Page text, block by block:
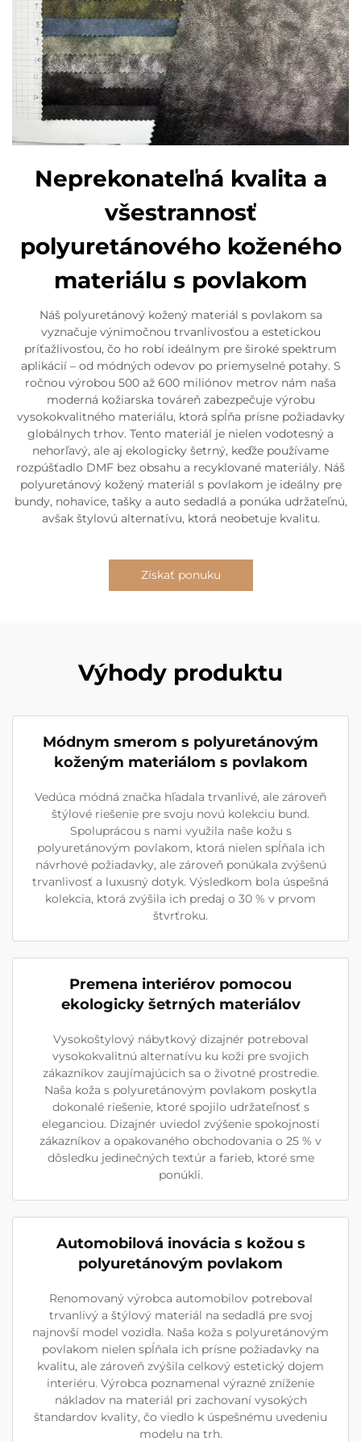
Neprekonateľná kvalita a
všestrannosť
polyuretánového koženého
materiálu s povlakom
Náš polyuretánový kožený materiál s povlakom sa
vyznačuje výnimočnou trvanlivosťou a estetickou
príťažlivosťou, čo ho robí ideálnym pre široké spektrum
aplikácií – od módných odevov po priemyselné potahy. S
ročnou výrobou 500 až 600 miliónov metrov nám naša
moderná kožiarska továreň zabezpečuje výrobu
vysokokvalitného materiálu, ktorá spĺňa prísne požiadavky
globálnych trhov. Tento materiál je nielen vodotesný a
nehorľavý, ale aj ekologicky šetrný, keďže používame
rozpúšťadlo DMF bez obsahu a recyklované materiály. Náš
polyuretánový kožený materiál s povlakom je ideálny pre
bundy, nohavice, tašky a auto sedadlá a ponúka udržateľnú,
avšak štylovú alternatívu, ktorá neobetuje kvalitu.
Získať ponuku
Výhody produktu
Módnym smerom s polyuretánovým
koženým materiálom s povlakom
Vedúca módná značka hľadala trvanlivé, ale zároveň
štýlové riešenie pre svoju novú kolekciu bund.
Spoluprácou s nami využila naše kožu s
polyuretánovým povlakom, ktorá nielen spĺňala ich
návrhové požiadavky, ale zároveň ponúkala zvýšenú
trvanlivosť a luxusný dotyk. Výsledkom bola úspešná
kolekcia, ktorá zvýšila ich predaj o 30 % v prvom
štvrťroku.
Premena interiérov pomocou
ekologicky šetrných materiálov
Vysokoštylový nábytkový dizajnér potreboval
vysokokvalitnú alternatívu ku koži pre svojich
zákazníkov zaujímajúcich sa o životné prostredie.
Naša koža s polyuretánovým povlakom poskytla
dokonalé riešenie, ktoré spojilo udržateľnosť s
eleganciou. Dizajnér uviedol zvýšenie spokojnosti
zákazníkov a opakovaného obchodovania o 25 % v
dôsledku jedinečných textúr a farieb, ktoré sme
ponúkli.
Automobilová inovácia s kožou s
polyuretánovým povlakom
Renomovaný výrobca automobilov potreboval
trvanlivý a štýlový materiál na sedadlá pre svoj
najnovší model vozidla. Naša koža s polyuretánovým
povlakom nielen spĺňala ich prísne požiadavky na
kvalitu, ale zároveň zvýšila celkový estetický dojem
interiéru. Výrobca poznamenal výrazné zníženie
nákladov na materiál pri zachovaní vysokých
štandardov kvality, čo viedlo k úspešnému uvedeniu
modelu na trh.